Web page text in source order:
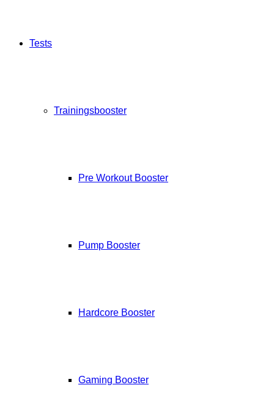
Tests
Trainingsbooster
Pre Workout Booster
Pump Booster
Hardcore Booster
Gaming Booster